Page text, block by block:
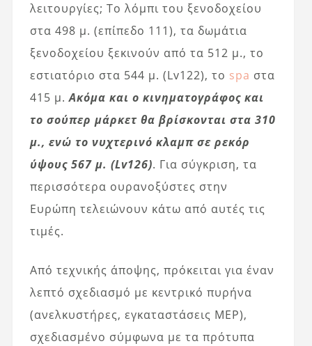
λειτουργίες; Το λόμπι του ξενοδοχείου
στα 498 μ. (επίπεδο 111), τα δωμάτια
ξενοδοχείου ξεκινούν από τα 512 μ., το
εστιατόριο στα 544 μ. (Lv122), το spa στα
415 μ.Ακόμα και ο κινηματογράφος και
το σούπερ μάρκετ θα βρίσκονται στα 310
μ., ενώ το νυχτερινό κλαμπ σε ρεκόρ
ύψους 567 μ. (Lv126). Για σύγκριση, τα
περισσότερα ουρανοξύστες στην
Ευρώπη τελειώνουν κάτω από αυτές τις
τιμές.
Από τεχνικής άποψης, πρόκειται για έναν
λεπτό σχεδιασμό με κεντρικό πυρήνα
(ανελκυστήρες, εγκαταστάσεις MEP),
σχεδιασμένο σύμφωνα με τα πρότυπα